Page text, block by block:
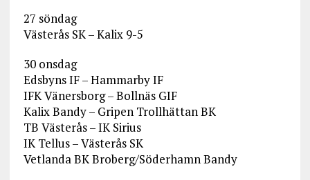
27 söndag
Västerås SK – Kalix 9-5
30 onsdag
Edsbyns IF – Hammarby IF
IFK Vänersborg – Bollnäs GIF
Kalix Bandy – Gripen Trollhättan BK
TB Västerås – IK Sirius
IK Tellus – Västerås SK
Vetlanda BK Broberg/Söderhamn Bandy